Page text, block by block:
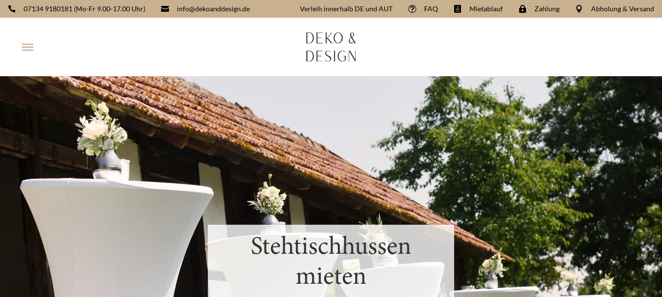
 07134 9180181 (Mo-Fr 9.00-17.00 Uhr)  info@dekoanddesign.de Verleih innerhalb DE und AUT t FAQ  Mietablauf  Zahlung  Abholung & Versand
Stehtischhussen
mieten